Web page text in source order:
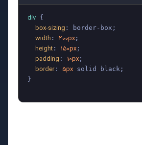
div {
box-sizing : border-box;
width : 200px ;
height : 150px ;
padding : 10px ;
border: 5px solid black;
}